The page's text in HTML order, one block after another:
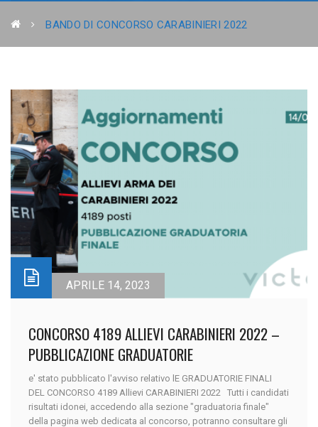
BANDO DI CONCORSO CARABINIERI 2022
APRILE 14, 2023
CONCORSO 4189 ALLIEVI CARABINIERI 2022 –
PUBBLICAZIONE GRADUATORIE
e' stato pubblicato l'avviso relativo lE GRADUATORIE FINALI
DEL CONCORSO 4189 Allievi CARABINIERI 2022 Tutti i candidati
risultati idonei, accedendo alla sezione "graduatoria finale"
della pagina web dedicata al concorso, potranno consultare gli